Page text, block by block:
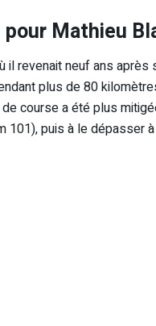
pour Mathieu
il revenait neuf ans
plus de 80
course a été plus
101), puis à le dépasser